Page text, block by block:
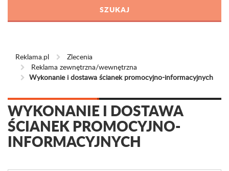
Reklama.pl
Zlecenia
Reklama zewnętrzna/wewnętrzna
Wykonanie i dostawa ścianek promocyjno-informacyjnych
WYKONANIE I DOSTAWA
ŚCIANEK PROMOCYJNO-
INFORMACYJNYCH